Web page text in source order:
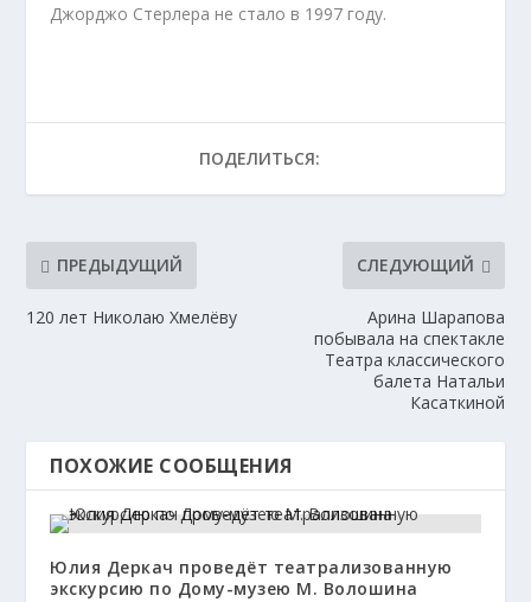
Джорджо Стерлера не стало в 1997 году.
ПОДЕЛИТЬСЯ:
ПРЕДЫДУЩИЙ
120 лет Николаю Хмелёву
СЛЕДУЮЩИЙ
Арина Шарапова
побывала на спектакле
Театра классического
балета Натальи
Касаткиной
ПОХОЖИЕ СООБЩЕНИЯ
Юлия Деркач проведёт театрализованную
экскурсию по Дому-музею М. Волошина